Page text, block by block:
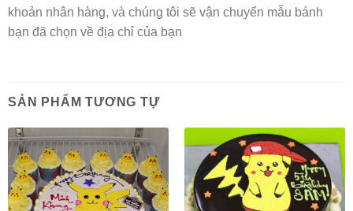
khoản nhân hàng, và chúng tôi sẽ vận chuyển mẫu bánh
bạn đã chọn về địa chỉ của bạn
SẢN PHẨM TƯƠNG TỰ